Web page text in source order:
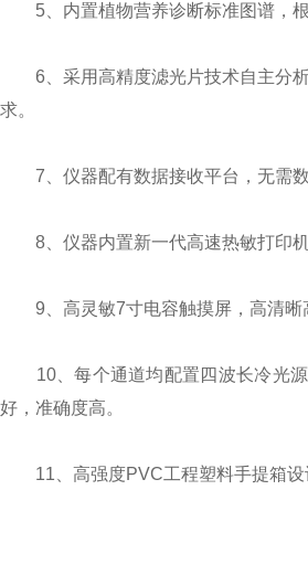
5、内置植物营养诊断标准图谱，根
6、采用高精度滤光片技术自主分析
求。
7、仪器配有数据接收平台，无需数
8、仪器内置新一代高速热敏打印机
9、高灵敏7寸电容触摸屏，高清晰
10、每个通道均配置四波长冷光源
好，准确度高。
11、高强度PVC工程塑料手提箱设